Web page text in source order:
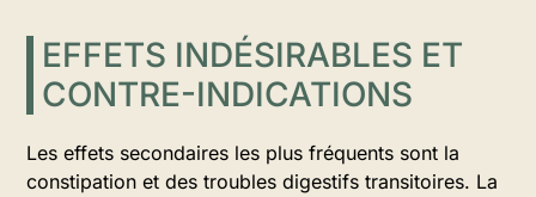
EFFETS INDÉSIRABLES ET
CONTRE-INDICATIONS
Les effets secondaires les plus fréquents sont la
constipation et des troubles digestifs transitoires. La